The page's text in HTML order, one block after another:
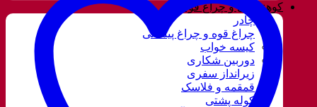
کوهنوردی و چراغ قوه
چادر
چراغ قوه و چراغ پیشانی
کیسه خواب
دوربین شکاری
زیرانداز سفری
قمقمه و فلاسک
کوله پشتی